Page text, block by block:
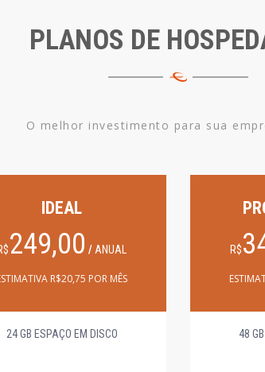
PLANOS DE
O melhor investimento para sua
IDEAL
249,00 / ANUAL
R$20,75 POR MÊS
24 GB ESPAÇO EM DISCO
R$
48